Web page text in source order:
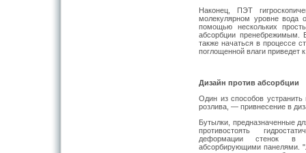
Наконец, ПЭТ
молекулярном уровне вода
помощью нескольких
абсорбции пренебрежимым.
также начаться в процессе
поглощенной влаги приведет
Дизайн против абсорбции
Один из способов
розлива, — привнесение в
Бутылки, предназначенные
противостоять
деформации стенок в
абсорбирующими панелями.